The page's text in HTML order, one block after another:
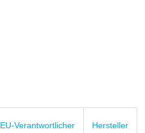
EU-Verantwortlicher Hersteller